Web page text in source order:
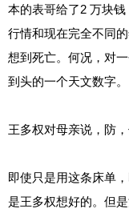
本的表哥给了2 万块
行情和现在完全不同
想到死亡。何况，对
到头的一个天文数字。
王多权对母亲说，防
即使只是用这条床单
是王多权想好的。但